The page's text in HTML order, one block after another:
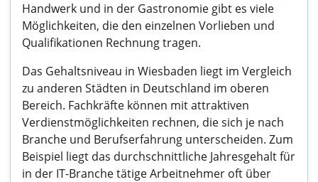
Handwerk und in der Gastronomie gibt es viele
Möglichkeiten, die den einzelnen Vorlieben und
Qualifikationen Rechnung tragen.
Das Gehaltsniveau in Wiesbaden liegt im Vergleich
zu anderen Städten in Deutschland im oberen
Bereich. Fachkräfte können mit attraktiven
Verdienstmöglichkeiten rechnen, die sich je nach
Branche und Berufserfahrung unterscheiden. Zum
Beispiel liegt das durchschnittliche Jahresgehalt für
in der IT-Branche tätige Arbeitnehmer oft über